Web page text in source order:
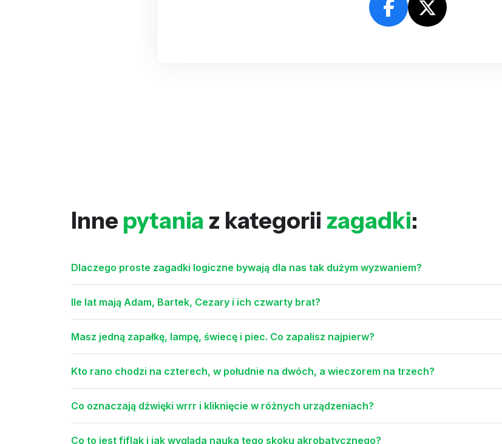
Inne pytania z kategorii zagadki:
Dlaczego proste zagadki logiczne bywają dla nas tak dużym wyzwaniem?
Ile lat mają Adam, Bartek, Cezary i ich czwarty brat?
Masz jedną zapałkę, lampę, świecę i piec. Co zapalisz najpierw?
Kto rano chodzi na czterech, w południe na dwóch, a wieczorem na trzech?
Co oznaczają dźwięki wrrr i kliknięcie w różnych urządzeniach?
Co to jest fiflak i jak wygląda nauka tego skoku akrobatycznego?